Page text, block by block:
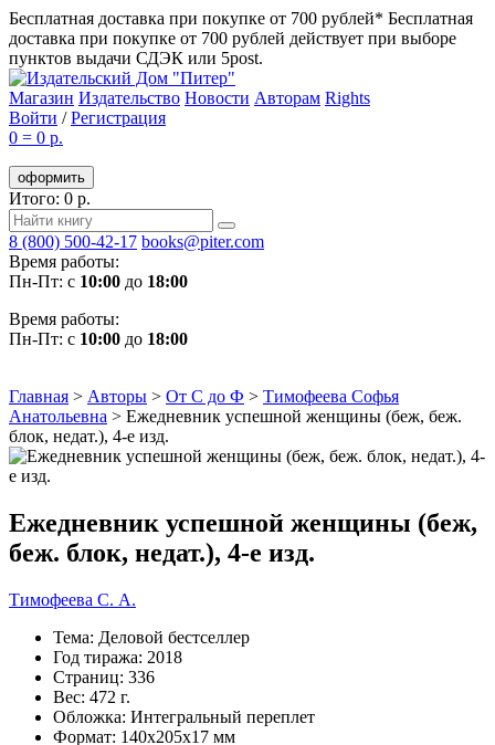
Бесплатная доставка при покупке от 700 рублей* Бесплатная
доставка при покупке от 700 рублей действует при выборе
пунктов выдачи СДЭК или 5post.
Магазин Издательство Новости Авторам Rights
Войти /Регистрация
0 = 0 р.
оформить
Итого: 0 р.
8 (800) 500-42-17 books@piter.com
Время работы:
Пн-Пт: с 10:00 до 18:00
Время работы:
Пн-Пт: с 10:00 до 18:00
Главная > Авторы > От С до Ф > Тимофеева Софья
Анатольевна > Ежедневник успешной женщины (беж, беж.
блок, недат.), 4-е изд.
Ежедневник успешной женщины (беж,
беж. блок, недат.), 4-е изд.
Тимофеева С. А.
Тема: Деловой бестселлер
Год тиража: 2018
Страниц: 336
Вес: 472 г.
Обложка: Интегральный переплет
Формат: 140х205х17 мм